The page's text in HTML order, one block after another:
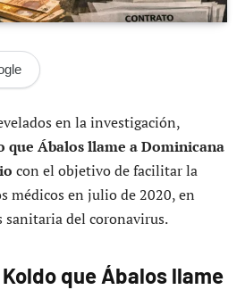
en la investigación,
que Ábalos llame a Dominicana
con el objetivo de facilitar la
médicos en julio de 2020, en
sanitaria del coronavirus.
que Ábalos llame